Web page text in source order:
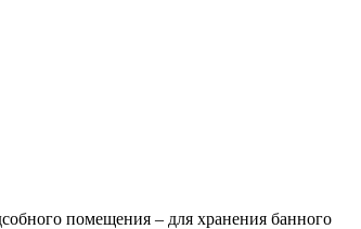
помещения – для хранения банного